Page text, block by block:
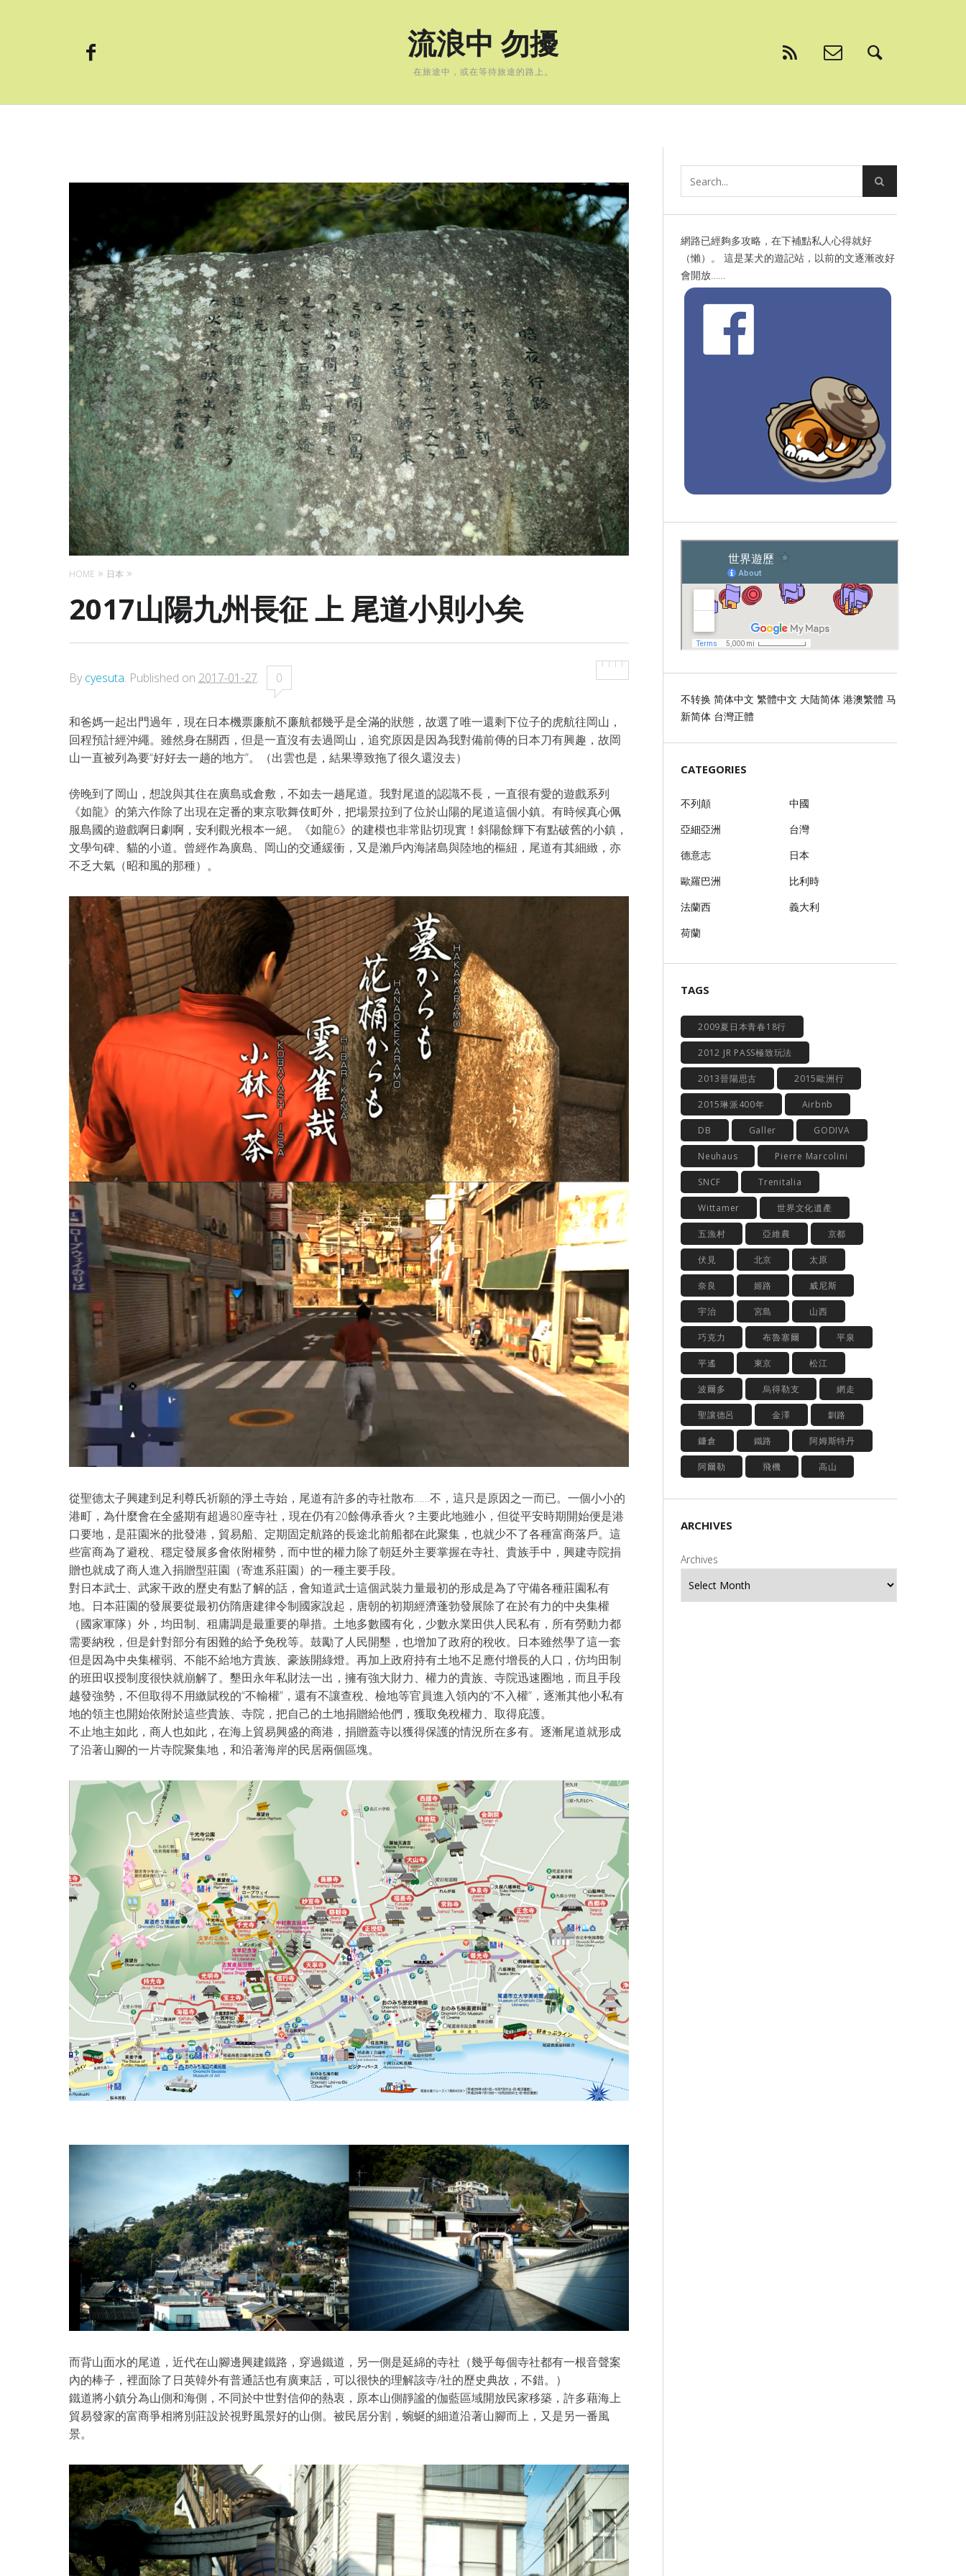
流浪中 勿擾
在旅途中，或在等待旅途的路上。
HOME 日本
2017山陽九州長征 上 尾道小則小矣
By cyesuta. Published on 2017-01-27. 0
和爸媽一起出門過年，現在日本機票廉航不廉航都幾乎是全滿的狀態，故選了唯一還剩下位子的虎航往岡山，
回程預計經沖繩。雖然身在關西，但是一直沒有去過岡山，追究原因是因為我對備前傳的日本刀有興趣，故岡
山一直被列為要“好好去一趟的地方”。（出雲也是，結果導致拖了很久還沒去）
傍晚到了岡山，想說與其住在廣島或倉敷，不如去一趟尾道。我對尾道的認識不長，一直很有愛的遊戲系列
《如龍》的第六作除了出現在定番的東京歌舞伎町外，把場景拉到了位於山陽的尾道這個小鎮。有時候真心佩
服島國的遊戲啊日劇啊，安利觀光根本一絕。《如龍6》的建模也非常貼切現實！斜陽餘輝下有點破舊的小鎮，
文學句碑、貓的小道。曾經作為廣島、岡山的交通緩衝，又是瀨戶內海諸島與陸地的樞紐，尾道有其細緻，亦
不乏大氣（昭和風的那種）。
從聖德太子興建到足利尊氏祈願的淨土寺始，尾道有許多的寺社散布……不，這只是原因之一而已。一個小小的
港町，為什麼會在全盛期有超過80座寺社，現在仍有20餘傳承香火？主要此地雖小，但從平安時期開始便是港
口要地，是莊園米的批發港，貿易船、定期固定航路的長途北前船都在此聚集，也就少不了各種富商落戶。這
些富商為了避稅、穩定發展多會依附權勢，而中世的權力除了朝廷外主要掌握在寺社、貴族手中，興建寺院捐
贈也就成了商人進入捐贈型莊園（寄進系莊園）的一種主要手段。
對日本武士、武家干政的歷史有點了解的話，會知道武士這個武裝力量最初的形成是為了守備各種莊園私有
地。日本莊園的發展要從最初仿隋唐建律令制國家說起，唐朝的初期經濟蓬勃發展除了在於有力的中央集權
（國家軍隊）外，均田制、租庸調是最重要的舉措。土地多數國有化，少數永業田供人民私有，所有勞動力都
需要納稅，但是針對部分有困難的給予免稅等。鼓勵了人民開墾，也增加了政府的稅收。日本雖然學了這一套
但是因為中央集權弱、不能不給地方貴族、豪族開綠燈。再加上政府持有土地不足應付增長的人口，仿均田制
的班田収授制度很快就崩解了。墾田永年私財法一出，擁有強大財力、權力的貴族、寺院迅速圈地，而且手段
越發強勢，不但取得不用繳賦稅的“不輸權”，還有不讓查稅、檢地等官員進入領內的“不入權”，逐漸其他小私有
地的領主也開始依附於這些貴族、寺院，把自己的土地捐贈給他們，獲取免稅權力、取得庇護。
不止地主如此，商人也如此，在海上貿易興盛的商港，捐贈蓋寺以獲得保護的情況所在多有。逐漸尾道就形成
了沿著山腳的一片寺院聚集地，和沿著海岸的民居兩個區塊。
而背山面水的尾道，近代在山腳邊興建鐵路，穿過鐵道，另一側是延綿的寺社（幾乎每個寺社都有一根音聲案
內的棒子，裡面除了日英韓外有普通話也有廣東話，可以很快的理解該寺/社的歷史典故，不錯。）
鐵道將小鎮分為山側和海側，不同於中世對信仰的熱衷，原本山側靜謐的伽藍區域開放民家移築，許多藉海上
貿易發家的富商爭相將別莊設於視野風景好的山側。被民居分割，蜿蜒的細道沿著山腳而上，又是另一番風
景。
網路已經夠多攻略，在下補點私人心得就好
（懶）。 這是某犬的遊記站，以前的文逐漸改好
會開放……
不转换 简体中文 繁體中文 大陆简体 港澳繁體 马
新简体 台灣正體
CATEGORIES
不列顛
中國
亞細亞洲
台灣
德意志
日本
歐羅巴洲
比利時
法蘭西
義大利
荷蘭
TAGS
2009夏日本青春18行
2012 JR PASS極致玩法
2013晉陽思古 2015歐洲行
2015琳派400年 Airbnb
DB Galler GODIVA
Neuhaus Pierre Marcolini
SNCF Trenitalia
Wittamer 世界文化遺產
五漁村 亞維農 京都
伏見 北京 太原
奈良 姬路 威尼斯
宇治 宮島 山西
巧克力 布魯塞爾 平泉
平遙 東京 松江
波爾多 烏得勒支 網走
聖讓德呂 金澤 釧路
鐮倉 鐵路 阿姆斯特丹
阿爾勒 飛機 高山
ARCHIVES
Archives